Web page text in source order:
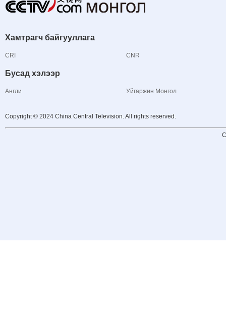
Хамтрагч байгууллага
CRI CNR
Бусад хэлээр
Англи Уйгаржин Монгол
Copyright © 2024 China Central Television. All rights reserved.